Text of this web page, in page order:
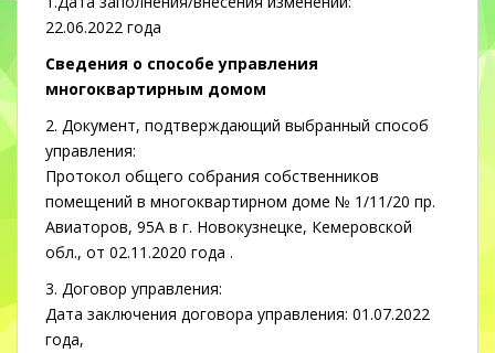
22.06.2022 года
Сведения о способе управления
многоквартирным домом
2. Документ, подтверждающий выбранный способ
управления:
Протокол общего собрания собственников
помещений в многоквартирном доме № 1/11/20 пр.
Авиаторов, 95А в г. Новокузнецке, Кемеровской
обл., от 02.11.2020 года .
3. Договор управления:
Дата заключения договора управления: 01.07.2022
года,